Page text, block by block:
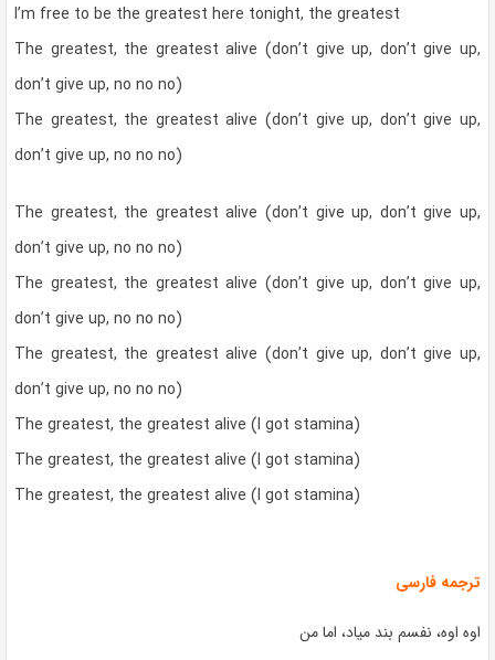
I’m free to be the greatest here tonight, the greatest
The greatest, the greatest alive (don’t give up, don’t give up,
don’t give up, no no no)
The greatest, the greatest alive (don’t give up, don’t give up,
don’t give up, no no no)
The greatest, the greatest alive (don’t give up, don’t give up,
don’t give up, no no no)
The greatest, the greatest alive (don’t give up, don’t give up,
don’t give up, no no no)
The greatest, the greatest alive (don’t give up, don’t give up,
don’t give up, no no no)
The greatest, the greatest alive (I got stamina)
The greatest, the greatest alive (I got stamina)
The greatest, the greatest alive (I got stamina)
ترجمه فارسی
اوه اوه، نفسم بند میاد، اما من